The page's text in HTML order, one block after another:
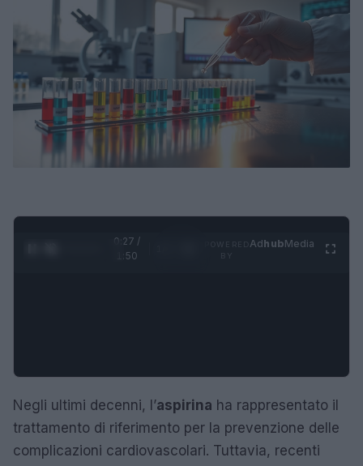
0:28 /
1:50
AdhubMedia
Negli ultimi decenni, l’aspirina ha rappresentato il
trattamento di riferimento per la prevenzione delle
complicazioni cardiovascolari. Tuttavia, recenti